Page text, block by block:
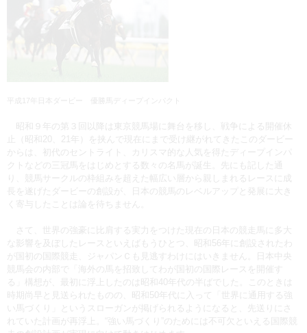
平成17年日本ダービー 優勝馬ディープインパクト
昭和９年の第３回以降は東京競馬場に舞台を移し、戦争による開催休
止（昭和20、21年）を挟んで現在にまで受け継がれてきたこのダービー
からは、初代のセントライト、カリスマ的な人気を得たディープインパ
クトなどの三冠馬をはじめとする数々の名馬が誕生。先にも記した通
り、競馬サークルの枠組みを超えた幅広い層から親しまれるレースに成
長を遂げたダービーの創設が、日本の競馬のレベルアップと発展に大き
く寄与したことは論を待ちません。
さて、世界の強豪に比肩する実力をつけた現在の日本の競走馬に多大
な影響を及ぼしたレースといえばもうひとつ、昭和56年に創設されたわ
が国初の国際競走、ジャパンＣも見逃すわけにはいきません。日本中央
競馬会の内部で「海外の馬を招致してわが国初の国際レースを開催す
る」構想が、最初に浮上したのは昭和40年代の半ばでした。このときは
時期尚早と見送られたものの、昭和50年代に入って「世界に通用する強
い馬づくり」というスローガンが掲げられるようになると、先送りにさ
れていた計画が再浮上。“強い馬づくり”のためには不可欠といえる国際競